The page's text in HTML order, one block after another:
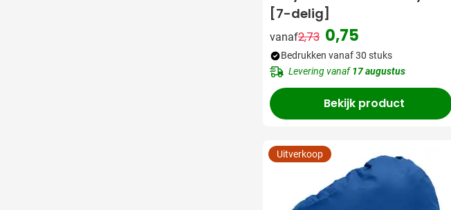
[7-delig]
vanaf
Normale prijs
2,73 0,75
Bedrukken vanaf 30 stuks
Levering vanaf17 augustus
Bekijk product
Uitverkoop